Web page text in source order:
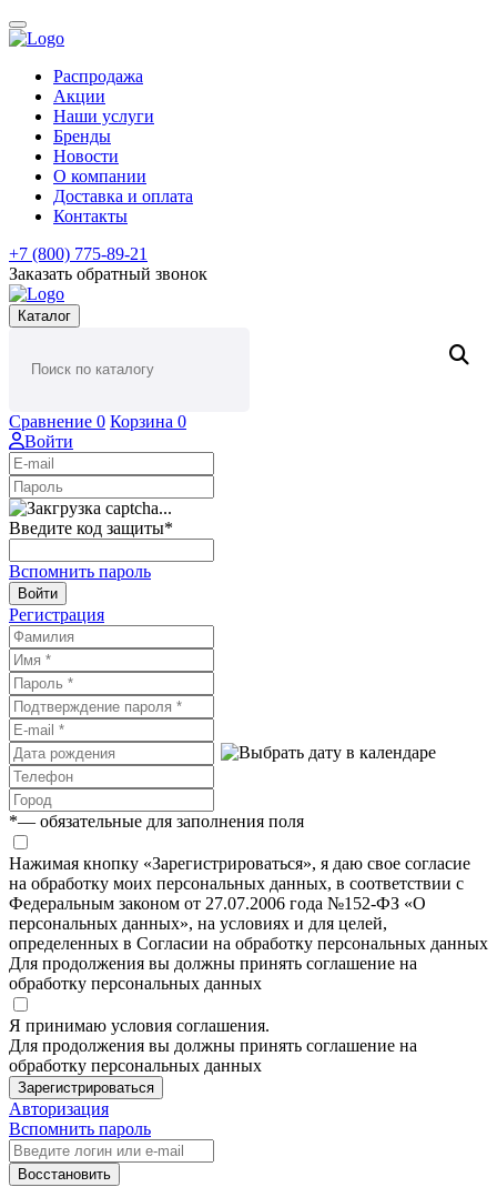
Распродажа
Акции
Наши услуги
Бренды
Новости
О компании
Доставка и оплата
Контакты
+7 (800) 775-89-21
Заказать обратный звонок
Каталог
Сравнение 0 Корзина 0
Войти
Введите код защиты*
Вспомнить пароль
Войти
Регистрация
*— обязательные для заполнения поля
Нажимая кнопку «Зарегистрироваться», я даю свое согласие
на обработку моих персональных данных, в соответствии с
Федеральным законом от 27.07.2006 года №152-ФЗ «О
персональных данных», на условиях и для целей,
определенных в Согласии на обработку персональных данных
Для продолжения вы должны принять соглашение на
обработку персональных данных
Я принимаю условия соглашения.
Для продолжения вы должны принять соглашение на
обработку персональных данных
Зарегистрироваться
Авторизация
Вспомнить пароль
Восстановить